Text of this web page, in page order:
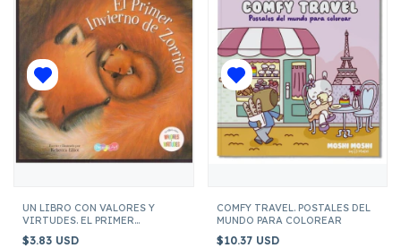
UN LIBRO CON VALORES Y
VIRTUDES. EL PRIMER
$3.83 USD
COMFY TRAVEL. POSTALES DEL
MUNDO PARA COLOREAR
$10.37 USD